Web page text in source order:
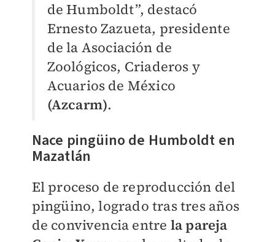
de Humboldt”, destacó
Ernesto Zazueta, presidente
de la Asociación de
Zoológicos, Criaderos y
Acuarios de México
(Azcarm).
Nace pingüino de Humboldt en
Mazatlán
El proceso de reproducción del
pingüino, logrado tras tres años
de convivencia entre lapareja